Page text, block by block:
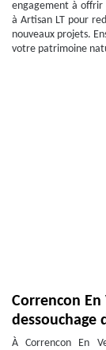
engagement à offrir
à Artisan LT pour
nouveaux projets.
votre patrimoine
Correncon
dessouchage
À Correncon En